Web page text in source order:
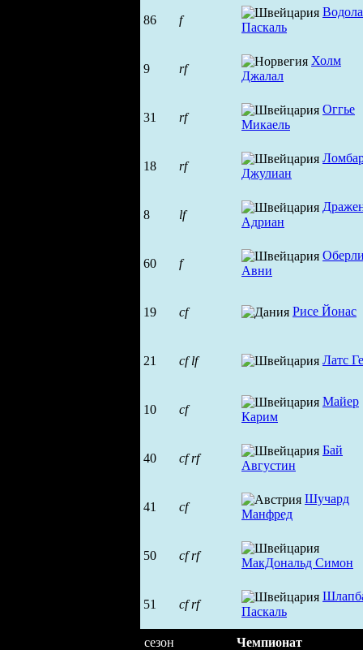
86 f
Водола
Паскаль
9 rf
Холм
Джалал
31 rf
Оггье
Микаель
18 rf
Джулиан
8 lf
Адриан
60 f
Авни
19 cf Рисе Йонас
21 cf lf Латс
10 cf
Майер
Карим
40 cf rf
Бай
Августин
41 cf
Шучард
Манфред
50 cf rf
МакДональд Симон
51 cf rf
Паскаль
сезон
Чемпионат